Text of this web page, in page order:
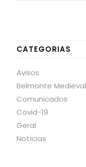
CATEGORIAS
Avisos
Belmonte Medieval
Comunicados
Covid-19
Geral
Notícias